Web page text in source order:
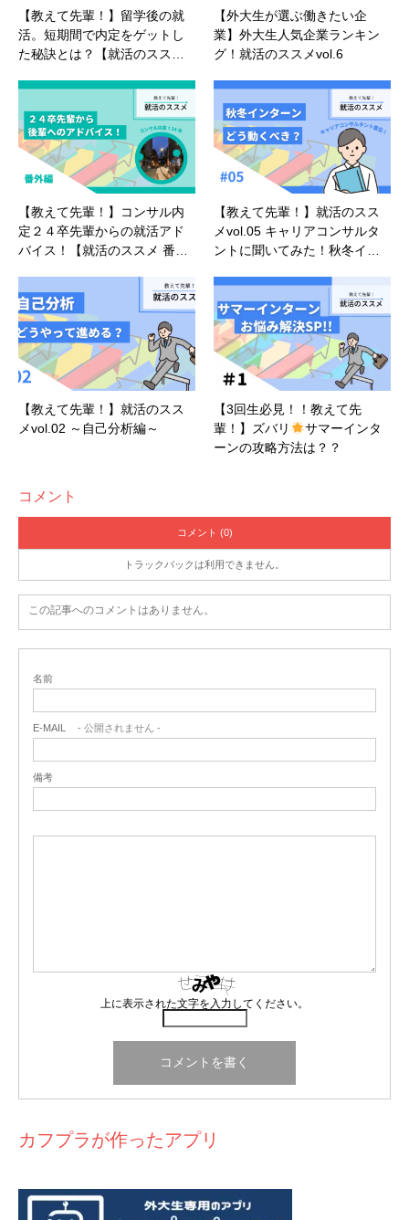
【教えて先輩！】留学後の就
活。短期間で内定をゲットし
た秘訣とは？【就活のスス…
【外大生が選ぶ働きたい企
業】外大生人気企業ランキン
グ！就活のススメvol.6
【教えて先輩！】コンサル内
定２４卒先輩からの就活アド
バイス！【就活のススメ 番…
【教えて先輩！】就活のスス
メvol.05 キャリアコンサルタ
ントに聞いてみた！秋冬イ…
【教えて先輩！】就活のスス
メvol.02 ～自己分析編～
【3回生必見！！教えて先
輩！】ズバリ
サマーインタ
ーンの攻略方法は？？
コメント
コメント (0)
トラックバックは利用できません。
この記事へのコメントはありません。
名前
E-MAIL - 公開されません -
備考
上に表示された文字を入力してください。
カフプラが作ったアプリ